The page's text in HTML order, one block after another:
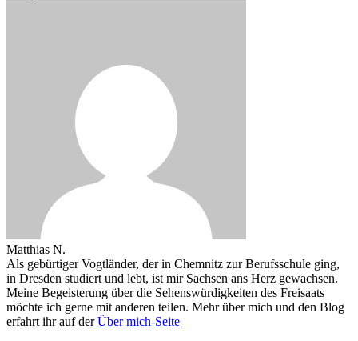
Matthias N.
Als gebürtiger Vogtländer, der in Chemnitz zur Berufsschule ging,
in Dresden studiert und lebt, ist mir Sachsen ans Herz gewachsen.
Meine Begeisterung über die Sehenswürdigkeiten des Freisaats
möchte ich gerne mit anderen teilen. Mehr über mich und den Blog
erfahrt ihr auf derÜber mich-Seite